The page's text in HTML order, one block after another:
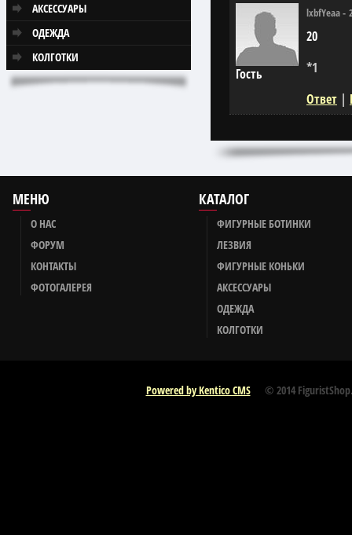
АКСЕССУАРЫ
ОДЕЖДА
КОЛГОТКИ
Гость
lxbfYeaa-
20
*1
Ответ |
МЕНЮ
О НАС
ФОРУМ
КОНТАКТЫ
ФОТОГАЛЕРЕЯ
КАТАЛОГ
ФИГУРНЫЕ БОТИНКИ
ЛЕЗВИЯ
ФИГУРНЫЕ КОНЬКИ
АКСЕССУАРЫ
ОДЕЖДА
КОЛГОТКИ
Powered by Kentico CMS© 2014